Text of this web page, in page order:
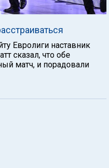
Евролиги наставник
сказал, что обе
матч, и порадовали